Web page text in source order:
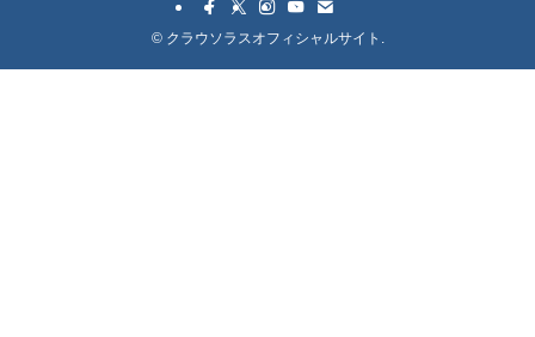
©クラウソラスオフィシャルサイト.